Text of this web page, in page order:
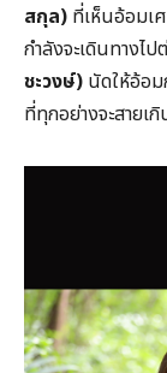
สกุล) ที่เห็นอ้อมเ
กำลังจะเดินทางไ
ชะวงษ์) นัดให้อ้อ
ที่ทุกอย่างจะสายเ